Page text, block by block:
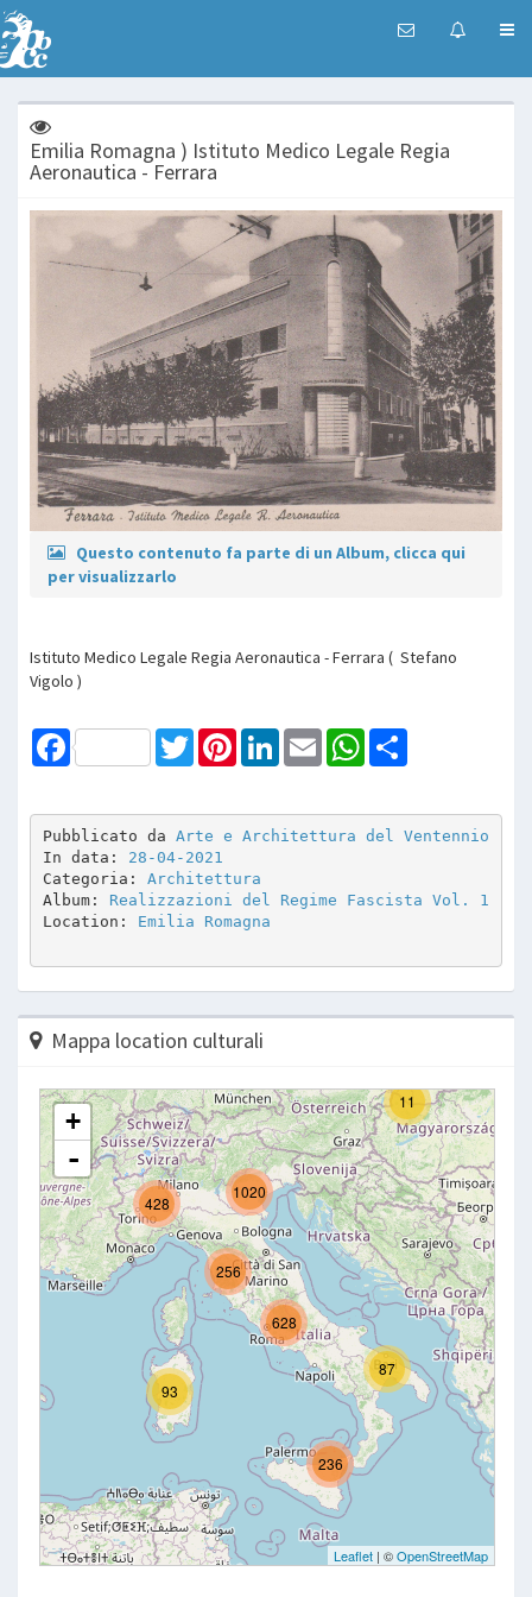
Emilia Romagna ) Istituto Medico Legale Regia
Aeronautica - Ferrara
Questo contenuto fa parte di un Album, clicca qui
per visualizzarlo
Istituto Medico Legale Regia Aeronautica - Ferrara ( Stefano
Vigolo )
Facebook TwitterPinterestLinkedInEmail WhatsApp
Pubblicato da Arte e Architettura del Ventennio
In data: 28-04-2021
Categoria: Architettura
Album: Realizzazioni del Regime Fascista Vol. 1
Location: Emilia Romagna
Mappa location culturali